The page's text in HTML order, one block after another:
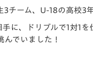
チーム、U-18の高校3
に、ドリブルで1対1
でいました！